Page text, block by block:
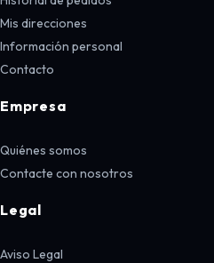
Mis direcciones
Información personal
Contacto
Empresa
Quiénes somos
Contacte con nosotros
Legal
Aviso Legal